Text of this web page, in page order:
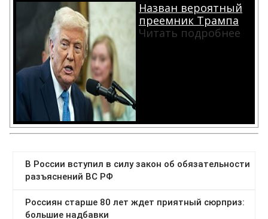
Назван вероятный
преемник Трампа
Читать подробнее